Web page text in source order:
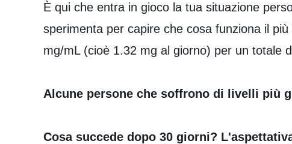
È qui che entra in gioco la tua situazione
sperimenta per capire che cosa funziona il
mg/mL (cioè 1.32 mg al giorno) per un totale
Alcune persone che soffrono di livelli più
Cosa succede dopo 30 giorni?